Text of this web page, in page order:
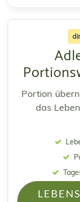
Portion
das